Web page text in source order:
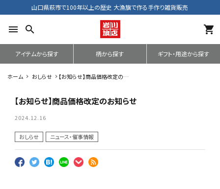
山口県萩市で100年以上の歴史 大漁旗で作る手作り雑貨販売
menu search shopping_cart
アイテムから探す 柄から探す ギフト・用途から探す
ホーム おしらせ
【お知らせ】商品価格改定のお
【お知らせ】商品価格改定のお知らせ
2024.12.16
おしらせ ニュース・催事情報